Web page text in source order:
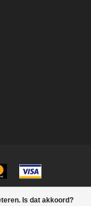
Is dat akkoord?